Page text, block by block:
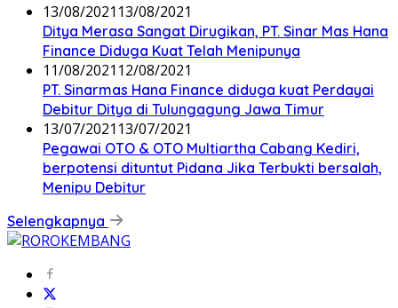
13/08/2021 13/08/2021
Ditya Merasa Sangat Dirugikan, PT. Sinar Mas Hana
Finance Diduga Kuat Telah Menipunya
11/08/2021 12/08/2021
PT. Sinarmas Hana Finance diduga kuat Perdayai
Debitur Ditya di Tulungagung Jawa Timur
13/07/2021 13/07/2021
Pegawai OTO & OTO Multiartha Cabang Kediri,
berpotensi dituntut Pidana Jika Terbukti bersalah,
Menipu Debitur
Selengkapnya